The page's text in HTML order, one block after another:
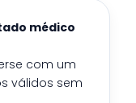
médico
com um
válidos sem